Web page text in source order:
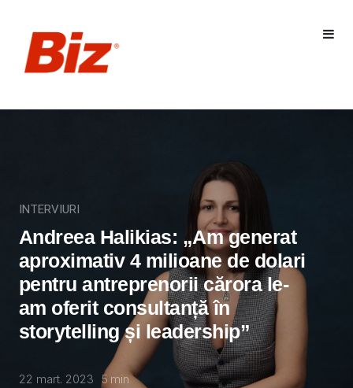
INTERVIURI
Andreea Halikias: „Am generat
aproximativ 4 milioane de dolari
pentru antreprenorii cărora le-
am oferit consultanță în
storytelling și leadership”
22 mart. 2023 5 min